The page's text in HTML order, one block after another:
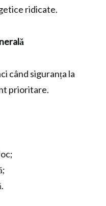
ridicate.
când siguranța la
prioritare.